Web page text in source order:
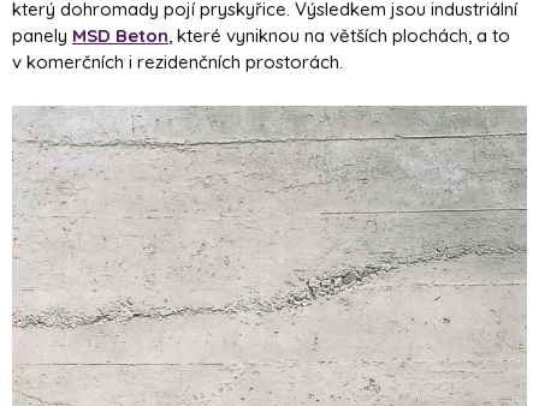
který dohromady pojí pryskyřice. Výsledkem jsou industriální
panely MSD Beton, které vyniknou na větších plochách, a to
v komerčních i rezidenčních prostorách.